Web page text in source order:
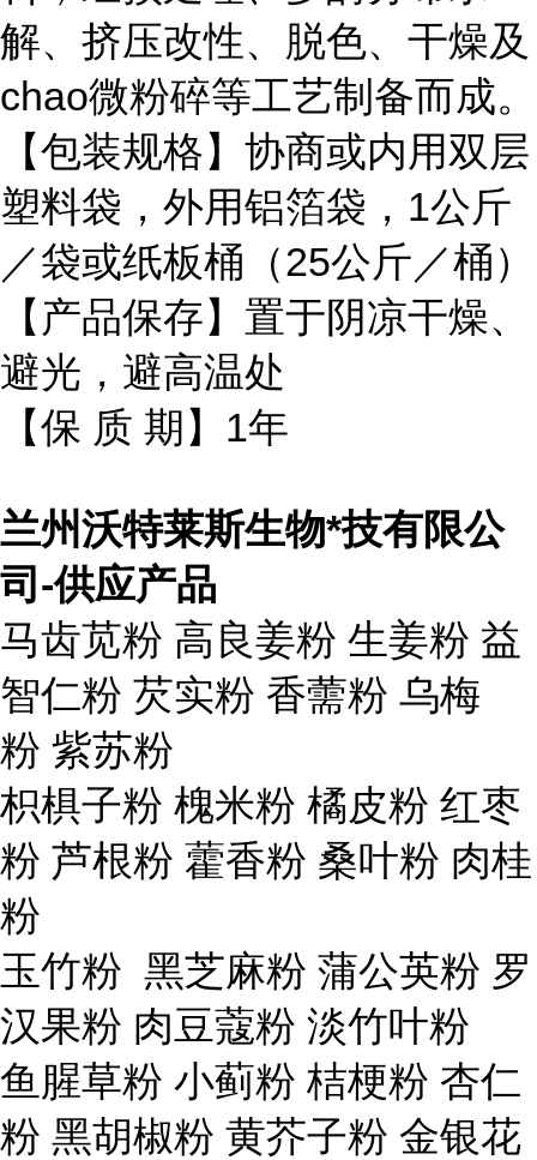
解、挤压改性、脱色、干燥及
chao微粉碎等工艺制备而成。
【包装规格】协商或内用双层
塑料袋，外用铝箔袋，1公斤
／袋或纸板桶（25公斤／桶）
【产品保存】置于阴凉干燥、
避光，避高温处
【保 质 期】1年
兰州沃特莱斯生物*技有限公
司-供应产品
马齿苋粉 高良姜粉 生姜粉 益
智仁粉 芡实粉 香薷粉 乌梅
粉 紫苏粉
枳椇子粉 槐米粉 橘皮粉 红枣
粉 芦根粉 藿香粉 桑叶粉 肉桂
粉
玉竹粉 黑芝麻粉 蒲公英粉 罗
汉果粉 肉豆蔻粉 淡竹叶粉
鱼腥草粉 小蓟粉 桔梗粉 杏仁
粉 黑胡椒粉 黄芥子粉 金银花